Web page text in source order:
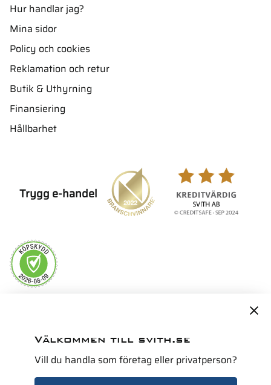
Hur handlar jag?
Mina sidor
Policy och cookies
Reklamation och retur
Butik & Uthyrning
Finansiering
Hållbarhet
Trygg e-handel
Välkommen till svith.se
Vill du handla som företag eller privatperson?